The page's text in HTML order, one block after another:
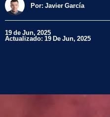
Por: Javier García
19 de Jun, 2025
Actualizado: 19 De Jun, 2025